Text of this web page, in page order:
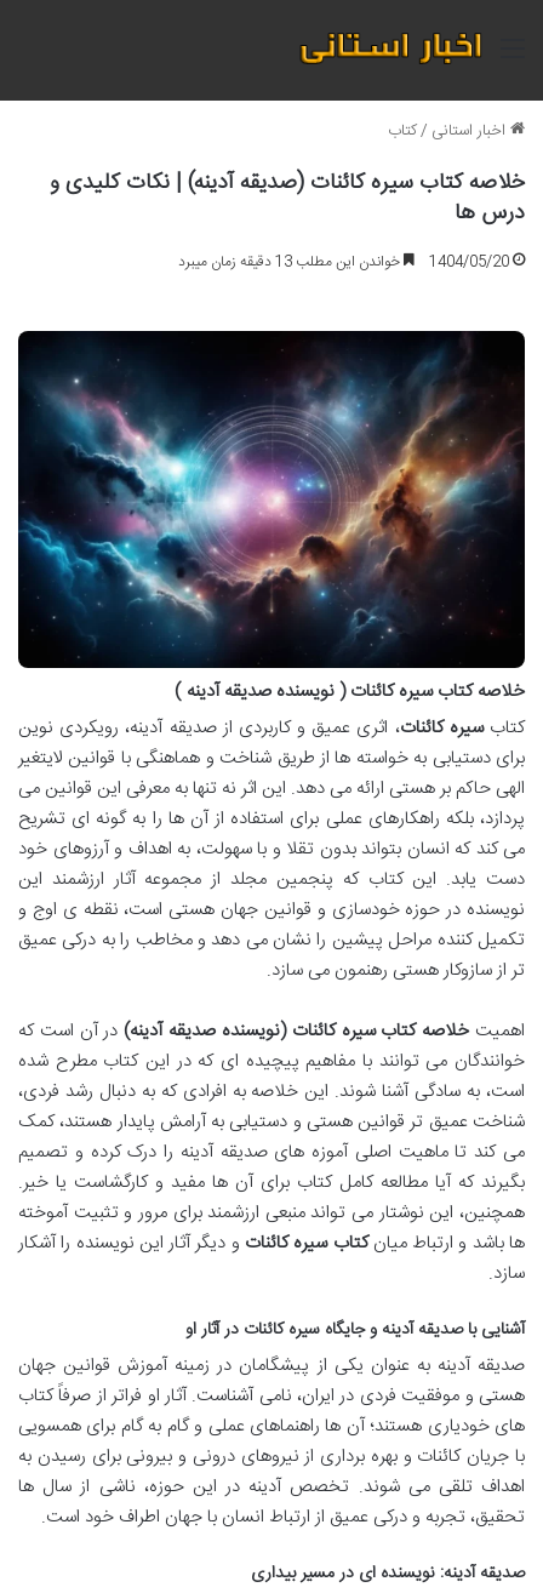
منو
اخبار استانی /کتاب
خلاصه کتاب سیره کائنات (صدیقه آدینه) | نکات کلیدی و
درس ها
1404/05/20 خواندن این مطلب 13 دقیقه زمان میبرد
خلاصه کتاب سیره کائنات ( نویسنده صدیقه آدینه )
کتابسیره کائنات، اثری عمیق و کاربردی از صدیقه آدینه، رویکردی نوین
برای دستیابی به خواسته ها از طریق شناخت و هماهنگی با قوانین لایتغیر
الهی حاکم بر هستی ارائه می دهد. این اثر نه تنها به معرفی این قوانین می
پردازد، بلکه راهکارهای عملی برای استفاده از آن ها را به گونه ای تشریح
می کند که انسان بتواند بدون تقلا و با سهولت، به اهداف و آرزوهای خود
دست یابد. این کتاب که پنجمین مجلد از مجموعه آثار ارزشمند این
نویسنده در حوزه خودسازی و قوانین جهان هستی است، نقطه ی اوج و
تکمیل کننده مراحل پیشین را نشان می دهد و مخاطب را به درکی عمیق
تر از سازوکار هستی رهنمون می سازد.
اهمیتخلاصه کتاب سیره کائنات (نویسنده صدیقه آدینه)در آن است که
خوانندگان می توانند با مفاهیم پیچیده ای که در این کتاب مطرح شده
است، به سادگی آشنا شوند. این خلاصه به افرادی که به دنبال رشد فردی،
شناخت عمیق تر قوانین هستی و دستیابی به آرامش پایدار هستند، کمک
می کند تا ماهیت اصلی آموزه های صدیقه آدینه را درک کرده و تصمیم
بگیرند که آیا مطالعه کامل کتاب برای آن ها مفید و کارگشاست یا خیر.
همچنین، این نوشتار می تواند منبعی ارزشمند برای مرور و تثبیت آموخته
ها باشد و ارتباط میانکتاب سیره کائنات و دیگر آثار این نویسنده را آشکار
سازد.
آشنایی با صدیقه آدینه و جایگاه سیره کائنات در آثار او
صدیقه آدینه به عنوان یکی از پیشگامان در زمینه آموزش قوانین جهان
هستی و موفقیت فردی در ایران، نامی آشناست. آثار او فراتر از صرفاً کتاب
های خودیاری هستند؛ آن ها راهنماهای عملی و گام به گام برای همسویی
با جریان کائنات و بهره برداری از نیروهای درونی و بیرونی برای رسیدن به
اهداف تلقی می شوند. تخصص آدینه در این حوزه، ناشی از سال ها
تحقیق، تجربه و درکی عمیق از ارتباط انسان با جهان اطراف خود است.
صدیقه آدینه: نویسنده ای در مسیر بیداری